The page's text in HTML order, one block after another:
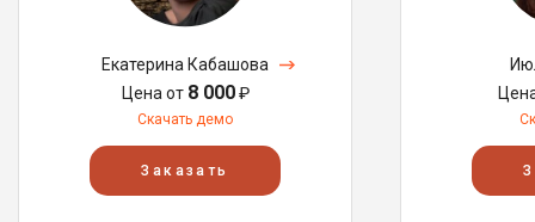
Екатерина Кабашова
Цена от 8 000₽
Скачать демо
Заказать